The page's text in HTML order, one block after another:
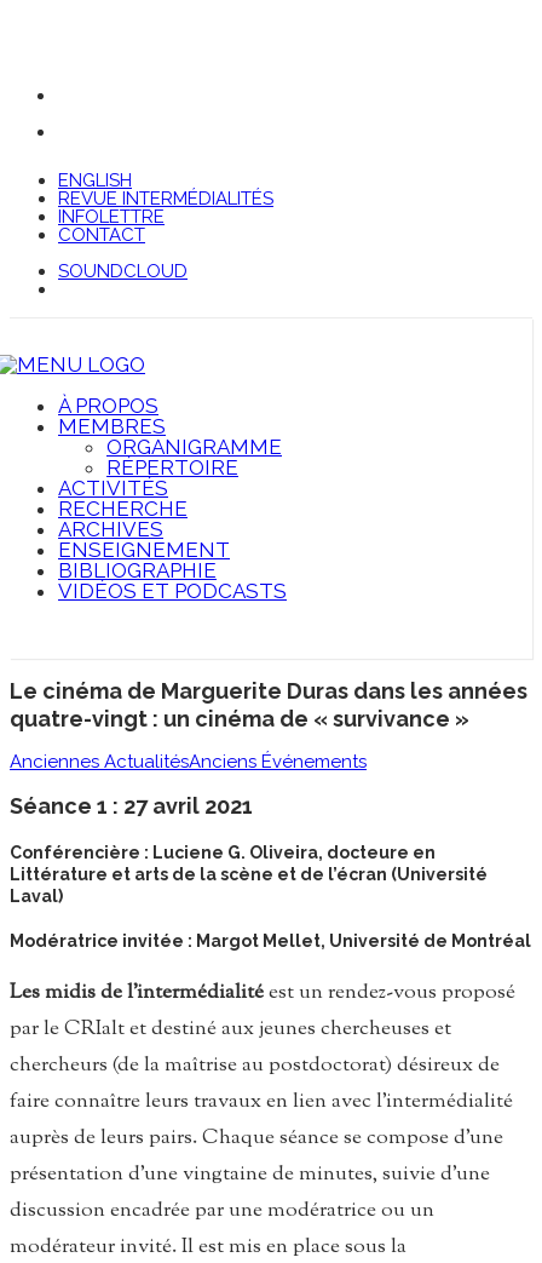
ENGLISH
REVUE INTERMÉDIALITÉS
INFOLETTRE
CONTACT
SOUNDCLOUD
À PROPOS
MEMBRES
ORGANIGRAMME
RÉPERTOIRE
ACTIVITÉS
RECHERCHE
ARCHIVES
ENSEIGNEMENT
BIBLIOGRAPHIE
VIDÉOS ET PODCASTS
Le cinéma de Marguerite Duras dans les années
quatre-vingt : un cinéma de « survivance »
Anciennes ActualitésAnciens Événements
Séance 1 : 27 avril 2021
Conférencière : Luciene G. Oliveira, docteure en
Littérature et arts de la scène et de l’écran (Université
Laval)
Modératrice invitée : Margot Mellet, Université de Montréal
Les midis de l’intermédialitéest un rendez-vous proposé
par le CRIalt et destiné aux jeunes chercheuses et
chercheurs (de la maîtrise au postdoctorat) désireux de
faire connaître leurs travaux en lien avec l’intermédialité
auprès de leurs pairs. Chaque séance se compose d’une
présentation d’une vingtaine de minutes, suivie d’une
discussion encadrée par une modératrice ou un
modérateur invité. Il est mis en place sous la